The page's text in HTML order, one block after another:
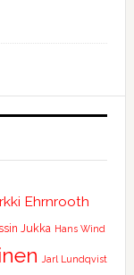
Ehrnrooth
Jukka Hans Wind
Jarl Lundqvist